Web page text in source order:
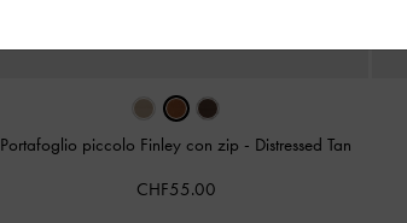
Portafoglio piccolo Finley con zip - Distressed Tan
CHF55.00